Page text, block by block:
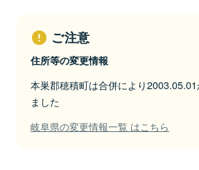
ご注意
住所等の変更情報
本巣郡穂積町は合併により
ました
岐阜県の変更情報一覧 はこちら